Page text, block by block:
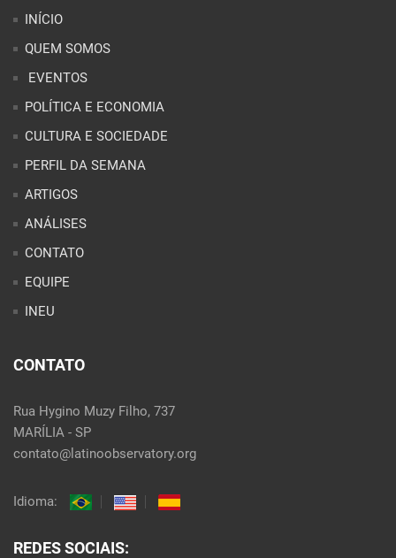
INÍCIO
QUEM SOMOS
EVENTOS
POLÍTICA E ECONOMIA
CULTURA E SOCIEDADE
PERFIL DA SEMANA
ARTIGOS
ANÁLISES
CONTATO
EQUIPE
INEU
CONTATO
Rua Hygino Muzy Filho, 737
MARÍLIA - SP
contato@latinoobservatory.org
Idioma:
REDES SOCIAIS: